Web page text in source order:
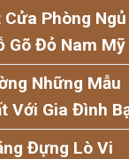
Phòng Ngủ
Gõ Đỏ Nam Mỹ
Những Mẫu
Với Gia Đình
Đựng Lò Vi